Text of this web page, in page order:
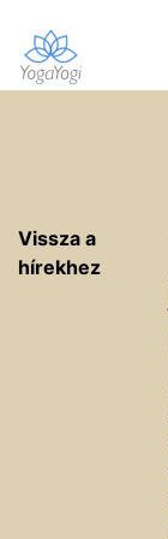
Vissza a
hírekhez